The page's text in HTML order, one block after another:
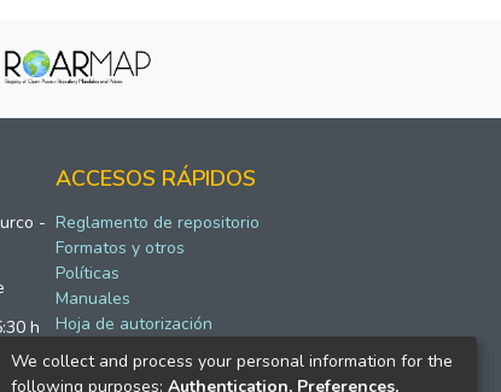
-
h
ACCESOS RÁPIDOS
Reglamento de repositorio
Formatos y otros
Políticas
Manuales
Hoja de autorización
We collect and process your personal information for the
following purposes: Authentication, Preferences,